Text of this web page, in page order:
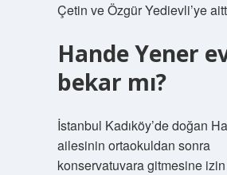
Çetin ve Özgür Yedievli’ye
Hande Yener
bekar mı?
İstanbul Kadıköy’de doğan
ailesinin ortaokuldan sonra
konservatuvara gitmesine